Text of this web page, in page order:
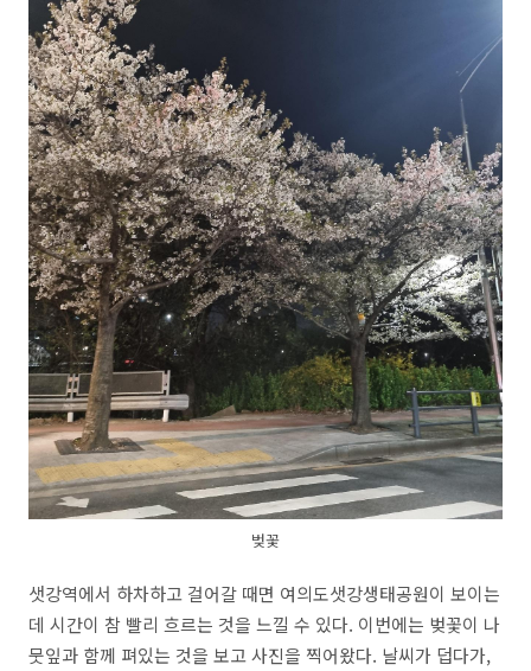
벚꽃
샛강역에서 하차하고 걸어갈 때면 여의도샛강생태공원이 보이는
데 시간이 참 빨리 흐르는 것을 느낄 수 있다. 이번에는 벚꽃이 나
뭇잎과 함께 펴있는 것을 보고 사진을 찍어왔다. 날씨가 덥다가,